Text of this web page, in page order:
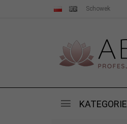
Schowek
KATEGORIE